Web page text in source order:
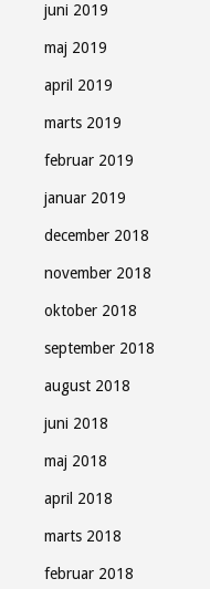
juni 2019
maj 2019
april 2019
marts 2019
februar 2019
januar 2019
december 2018
november 2018
oktober 2018
september 2018
august 2018
juni 2018
maj 2018
april 2018
marts 2018
februar 2018